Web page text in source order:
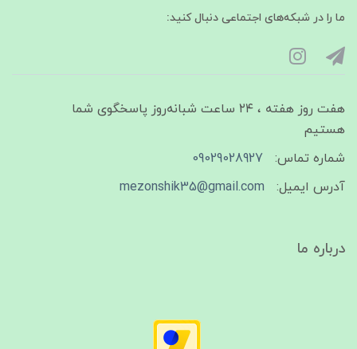
ما را در شبکه‌های اجتماعی دنبال کنید:
هفت روز هفته ، ۲۴ ساعت شبانه‌روز پاسخگوی شما
هستیم
شماره تماس:
09029028927
آدرس ایمیل:
mezonshik35@gmail.com
درباره ما